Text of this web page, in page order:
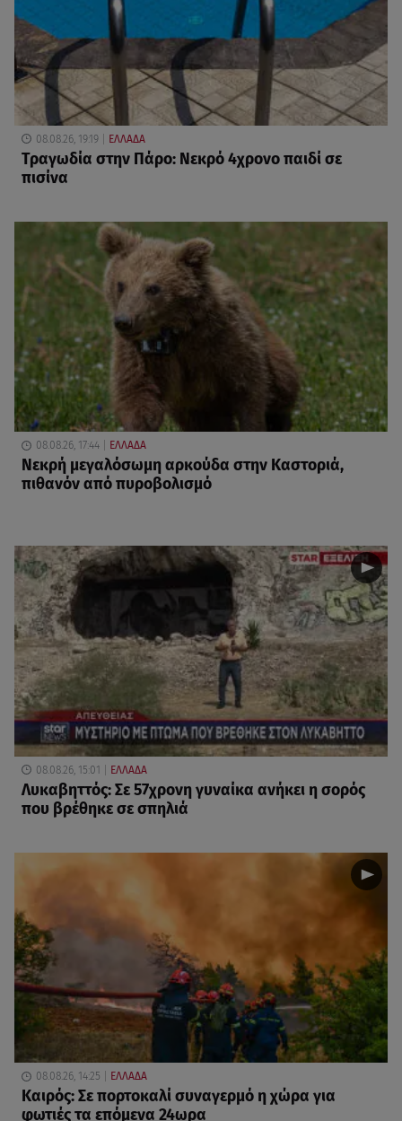
08.08.26, 19:19 ΕΛΛΑΔΑ
Τραγωδία στην Πάρο: Νεκρό 4χρονο παιδί σε
πισίνα
08.08.26, 17:44 ΕΛΛΑΔΑ
Νεκρή μεγαλόσωμη αρκούδα στην Καστοριά,
πιθανόν από πυροβολισμό
08.08.26, 15:01 ΕΛΛΑΔΑ
Λυκαβηττός: Σε 57χρονη γυναίκα ανήκει η σορός
που βρέθηκε σε σπηλιά
08.08.26, 14:25 ΕΛΛΑΔΑ
Καιρός: Σε πορτοκαλί συναγερμό η χώρα για
φωτιές τα επόμενα 24ωρα